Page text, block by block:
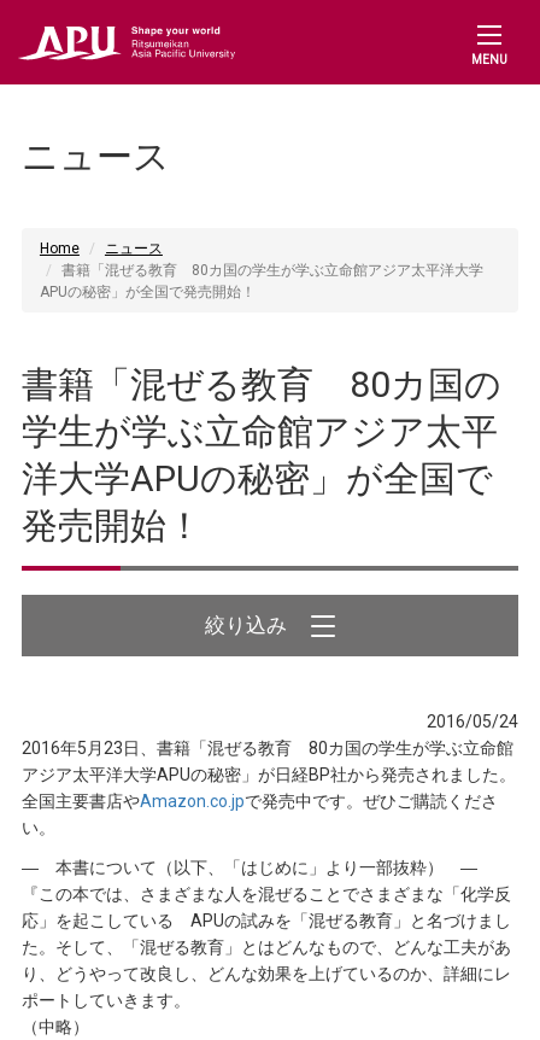
MENU
ニュース
Home
ニュース
書籍「混ぜる教育 80カ国の学生が学ぶ立命館アジア太平洋大学
APUの秘密」が全国で発売開始！
書籍「混ぜる教育 80カ国の
学生が学ぶ立命館アジア太平
洋大学APUの秘密」が全国で
発売開始！
2016/05/24
2016年5月23日、書籍「混ぜる教育 80カ国の学生が学ぶ立命館
アジア太平洋大学APUの秘密」が日経BP社から発売されました。
全国主要書店やAmazon.co.jpで発売中です。ぜひご購読くださ
い。
― 本書について（以下、「はじめに」より一部抜粋） ―
『この本では、さまざまな人を混ぜることでさまざまな「化学反
応」を起こしている APUの試みを「混ぜる教育」と名づけまし
た。そして、「混ぜる教育」とはどんなもので、どんな工夫があ
り、どうやって改良し、どんな効果を上げているのか、詳細にレ
ポートしていきます。
（中略）